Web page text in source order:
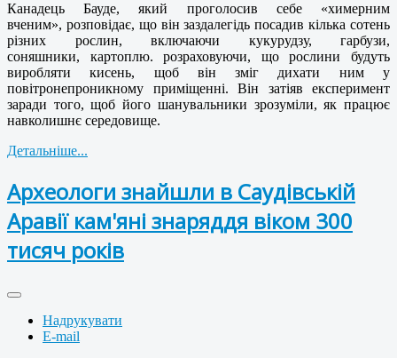
Канадець Бауде, який проголосив себе «химерним
вченим», розповідає, що він заздалегідь посадив кілька сотень
різних рослин, включаючи кукурудзу, гарбузи,
соняшники, картоплю. розраховуючи, що рослини будуть
виробляти кисень, щоб він зміг дихати ним у
повітронепроникному приміщенні. Він затіяв експеримент
заради того, щоб його шанувальники зрозуміли, як працює
навколишнє середовище.
Детальніше...
Археологи знайшли в Саудівській
Аравії кам'яні знаряддя віком 300
тисяч років
Надрукувати
E-mail